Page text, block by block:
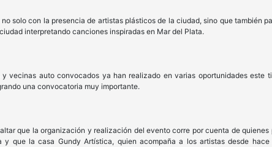
con la presencia de artistas plásticos de la ciudad, sino que también
interpretando canciones inspiradas en Mar del Plata.
auto convocados ya han realizado en varias oportunidades este tipo
una convocatoria muy importante.
la organización y realización del evento corre por cuenta de quienes
y que la casa Gundy Artística, quien acompaña a los artistas desde